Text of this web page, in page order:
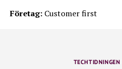
Företag: Customer first